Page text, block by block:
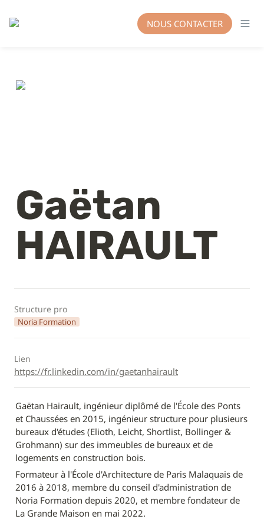
NOUS CONTACTER
Gaëtan
HAIRAULT
Structure pro
Noria Formation
Lien
https://fr.linkedin.com/in/gaetanhairault
Gaëtan Hairault, ingénieur diplômé de l'École des Ponts
et Chaussées en 2015, ingénieur structure pour plusieurs
bureaux d'études (Elioth, Leicht, Shortlist, Bollinger &
Grohmann) sur des immeubles de bureaux et de
logements en construction bois.
Formateur à l'École d'Architecture de Paris Malaquais de
2016 à 2018, membre du conseil d'administration de
Noria Formation depuis 2020, et membre fondateur de
La Grande Maison en mai 2022.